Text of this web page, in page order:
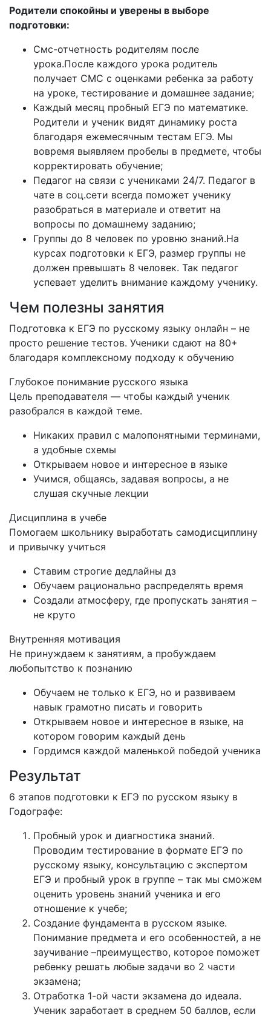
Родители спокойны и уверены в выборе
подготовки:
Смс-отчетность родителям после
урока.После каждого урока родитель
получает СМС с оценками ребенка за работу
на уроке, тестирование и домашнее задание;
Каждый месяц пробный ЕГЭ по математике.
Родители и ученик видят динамику роста
благодаря ежемесячным тестам ЕГЭ. Мы
вовремя выявляем пробелы в предмете, чтобы
корректировать обучение;
Педагог на связи с учениками 24/7. Педагог в
чате в соц.сети всегда поможет ученику
разобраться в материале и ответит на
вопросы по домашнему заданию;
Группы до 8 человек по уровню знаний.На
курсах подготовки к ЕГЭ, размер группы не
должен превышать 8 человек. Так педагог
успевает уделить внимание каждому ученику.
Чем полезны занятия
Подготовка к ЕГЭ по русскому языку онлайн – не
просто решение тестов. Ученики сдают на 80+
благодаря комплексному подходу к обучению
Глубокое понимание русского языка
Цель преподавателя — чтобы каждый ученик
разобрался в каждой теме.
Никаких правил с малопонятными терминами,
а удобные схемы
Открываем новое и интересное в языке
Учимся, общаясь, задавая вопросы, а не
слушая скучные лекции
Дисциплина в учебе
Помогаем школьнику выработать самодисциплину
и привычку учиться
Ставим строгие дедлайны дз
Обучаем рационально распределять время
Создали атмосферу, где пропускать занятия –
не круто
Внутренняя мотивация
Не принуждаем к занятиям, а пробуждаем
любопытство к познанию
Обучаем не только к ЕГЭ, но и развиваем
навык грамотно писать и говорить
Открываем новое и интересное в языке, на
котором говорим каждый день
Гордимся каждой маленькой победой ученика
Результат
6 этапов подготовки к ЕГЭ по русском языку в
Годографе:
Пробный урок и диагностика знаний.
Проводим тестирование в формате ЕГЭ по
русскому языку, консультацию с экспертом
ЕГЭ и пробный урок в группе – так мы сможем
оценить уровень знаний ученика и его
отношение к учебе;
Создание фундамента в русском языке.
Понимание предмета и его особенностей, а не
заучивание –преимущество, которое поможет
ребенку решать любые задачи во 2 части
экзамена;
Отработка 1-ой части экзамена до идеала.
Ученик заработает в среднем 50 баллов, если